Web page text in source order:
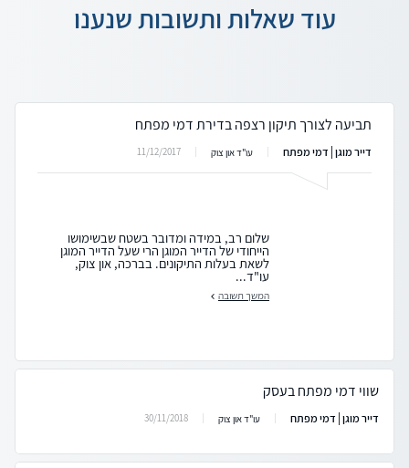
עוד שאלות ותשובות שנענו
תביעה לצורך תיקון רצפה בדירת דמי מפתח
דייר מוגן | דמי מפתח עו"ד און צוק 11/12/2017
שלום רב, במידה ומדובר בשטח שבשימושו
הייחודי של הדייר המוגן הרי שעל הדייר המוגן
לשאת בעלות התיקונים. בברכה, און צוק,
עו"ד...
המשך תשובה
שווי דמי מפתח בעסק
דייר מוגן | דמי מפתח עו"ד און צוק 30/11/2018